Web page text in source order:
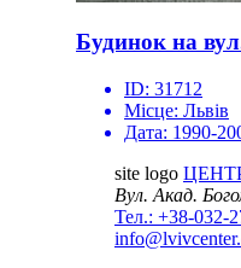
Будинок на
ID: 31712
Місце: Львів
Дата: 1990-
site logo
Вул. Акад.
Тел.: +38-032-